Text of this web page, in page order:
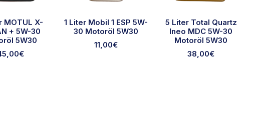
MOTUL X-
+ 5W-30
5W30
€
1 Liter Mobil 1 ESP 5W-
30 Motoröl 5W30
11,00€
5 Liter Total Quartz
Ineo MDC 5W-30
Motoröl 5W30
38,00€